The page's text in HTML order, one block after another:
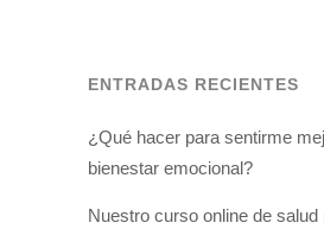
ENTRADAS RECIENTES
¿Qué hacer para sentirme
bienestar emocional?
Nuestro curso online de salud